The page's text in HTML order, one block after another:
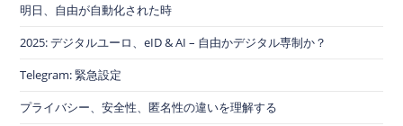
明日、自由が自動化された時
2025: デジタルユーロ、eID & AI – 自由かデジタル専制か？
Telegram: 緊急設定
プライバシー、安全性、匿名性の違いを理解する